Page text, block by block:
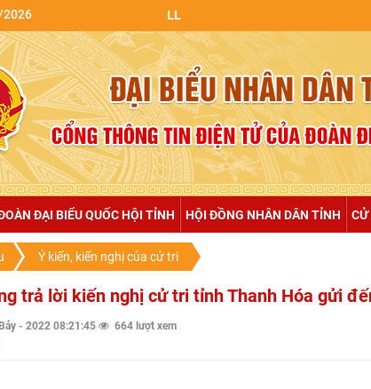
2026
ĐẠI BIỂU QUỐC HỘI TỈNH HỘI ĐỒNG NHÂN DÂN TỈNH CỬ
Ý kiến, kiến nghị của cử tri
trả lời kiến nghị cử tri tỉnh Thanh Hóa gửi
- 2022 08:21:45 664 lượt xem